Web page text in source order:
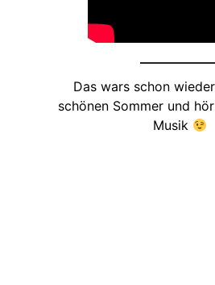
Das wars schon
schönen Sommer und
Musik